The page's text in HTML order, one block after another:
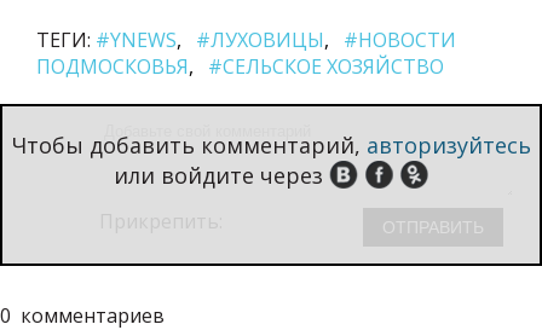
ТЕГИ: #YNEWS #ЛУХОВИЦЫ
#НОВОСТИ
ПОДМОСКОВЬЯ
#СЕЛЬСКОЕ ХОЗЯЙСТВО
Чтобы добавить комментарий, авторизуйтесь
или войдите через
0 комментариев